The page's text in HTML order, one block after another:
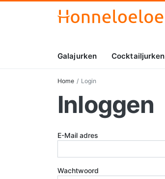
Galajurken Cocktailjurken
Home Login
Inloggen
E-Mail adres
Wachtwoord